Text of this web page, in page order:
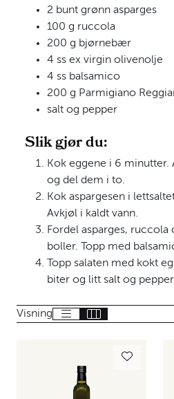
2 bunt grønn asparges
100 g ruccola
200 g bjørnebær
4 ss ex virgin olivenolje
4 ss balsamico
200 g Parmigiano
salt og pepper
Slik gjør du:
Kok eggene i 6 minutter.
og del dem i to.
Kok aspargesen i
Avkjøl i kaldt vann.
Fordel asparges,
boller. Topp med
Topp salaten med kokt
biter og litt salt og
Visning